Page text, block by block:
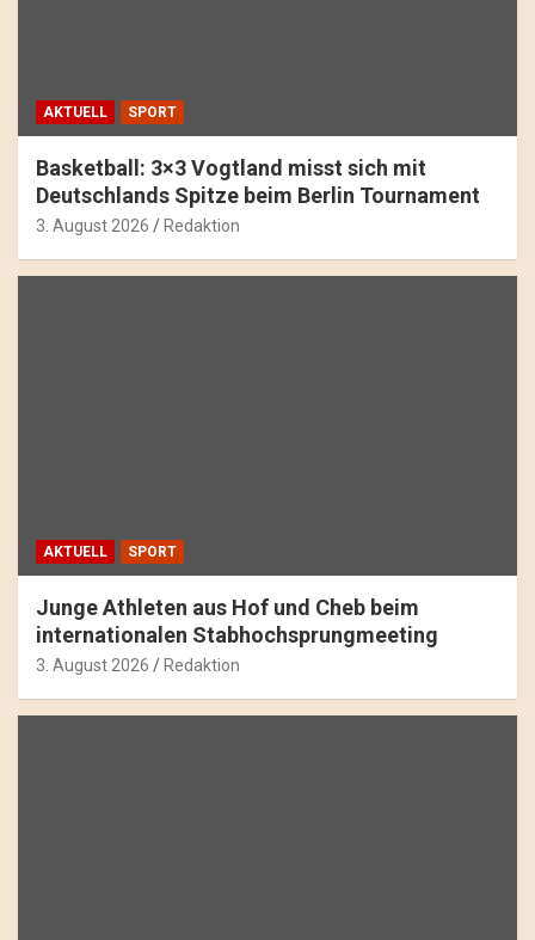
AKTUELL SPORT
Basketball: 3×3 Vogtland misst sich mit
Deutschlands Spitze beim Berlin Tournament
3. August 2026 Redaktion
AKTUELL SPORT
Junge Athleten aus Hof und Cheb beim
internationalen Stabhochsprungmeeting
3. August 2026 Redaktion